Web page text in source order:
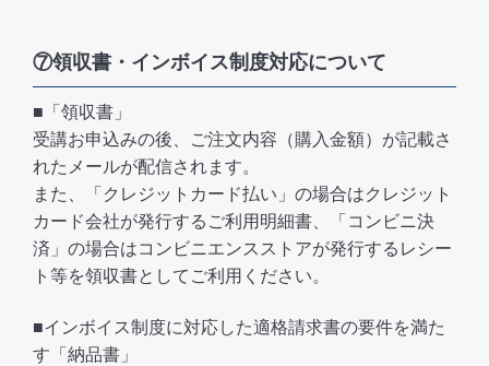
⑦領収書・インボイス制度対応について
■「領収書」
受講お申込みの後、ご注文内容（購入金額）が記載さ
れたメールが配信されます。
また、「クレジットカード払い」の場合はクレジット
カード会社が発行するご利用明細書、「コンビニ決
済」の場合はコンビニエンスストアが発行するレシー
ト等を領収書としてご利用ください。
■インボイス制度に対応した適格請求書の要件を満た
す「納品書」